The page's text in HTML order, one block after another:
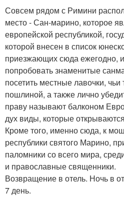
Совсем рядом с Римини
место - Сан-марино, которое
европейской республикой,
которой внесен в список
приезжающих сюда ежегодно,
попробовать знаменитые
посетить местные лавочки,
пошлиной, а также лично
праву называют балконом
дух виды, которые
Кроме того, именно сюда, к
республики святого Марино,
паломники со всего мира,
и православные священники.
Возвращение в отель. Ночь в
7 день.